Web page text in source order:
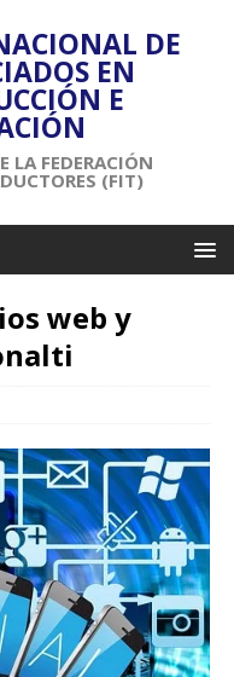
DE
EN
E
LA FEDERACIÓN
(FIT)
web y